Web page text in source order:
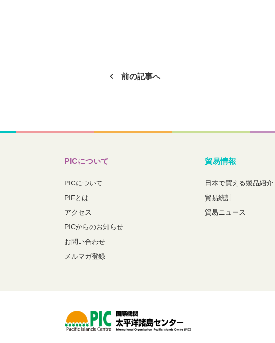
前の記事へ
PICについて
PICについて
PIFとは
アクセス
PICからのお知らせ
お問い合わせ
メルマガ登録
貿易情報
日本で買える製品紹介
貿易統計
貿易ニュース